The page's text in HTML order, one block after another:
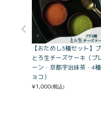
【おためし3種セット】
とろ生チーズケーキ（プ
ーン・京都宇治抹茶・4
ョコ）
¥1,000(税込)